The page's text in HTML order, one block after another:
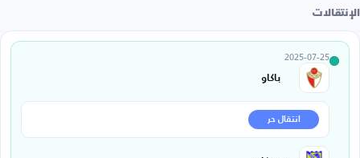
الإنتقالات
2025-07-25
باكاو
انتقال حر